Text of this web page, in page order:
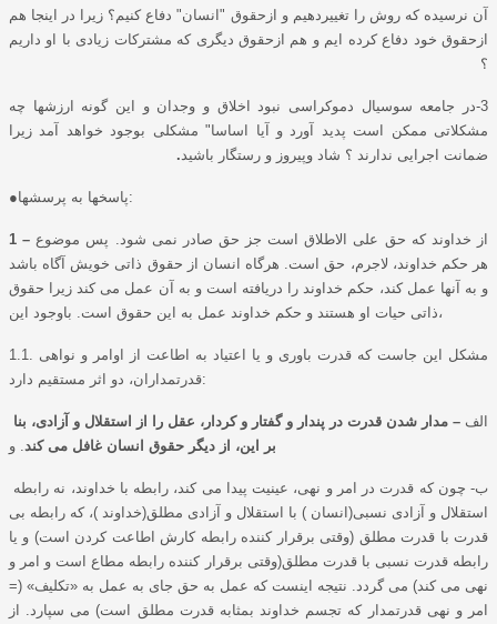
آن نرسیده که روش را تغییردهیم و ازحقوق "انسان" دفاع کنیم؟ زیرا در اینجا هم
ازحقوق خود دفاع کرده ایم و هم ازحقوق دیگری که مشترکات زیادی با او داریم
؟
3-در جامعه سوسیال دموکراسی نبود اخلاق و وجدان و این گونه ارزشها چه
مشکلاتی ممکن است پدید آورد و آیا اساسا" مشکلی بوجود خواهد آمد زیرا
ضمانت اجرایی ندارند ؟ شاد وپیروز و رستگار باشید .
●پاسخها به پرسشها:
1 – از خداوند که حق علی الاطلاق است جز حق صادر نمی شود. پس موضوع
هر حکم خداوند، لاجرم، حق است. هرگاه انسان از حقوق ذاتی خویش آگاه باشد
و به آنها عمل کند، حکم خداوند را دریافته است و به آن عمل می کند زیرا حقوق
ذاتی حیات او هستند و حکم خداوند عمل به این حقوق است. باوجود این،
1.1. مشکل این جاست که قدرت باوری و یا اعتیاد به اطاعت از اوامر و نواهی
قدرتمداران، دو اثر مستقیم دارد:
الف – مدار شدن قدرت در پندار و گفتار و کردار، عقل را از استقلال و آزادی، بنا
بر این، از دیگر حقوق انسان غافل می کند . و
استقلال و آزادی نسبی(انسان ) با استقلال و آزادی مطلق(خداوند )، که رابطه بی
قدرت با قدرت مطلق (وقتی برقرار کننده رابطه کارش اطاعت کردن است) و یا
رابطه قدرت نسبی با قدرت مطلق(وقتی برقرار کننده رابطه مطاع است و امر و
نهی می کند) می گردد. نتیجه اینست که عمل به حق جای به عمل به «تکلیف» (=
امر و نهی قدرتمدار که تجسم خداوند بمثابه قدرت مطلق است) می سپارد. از